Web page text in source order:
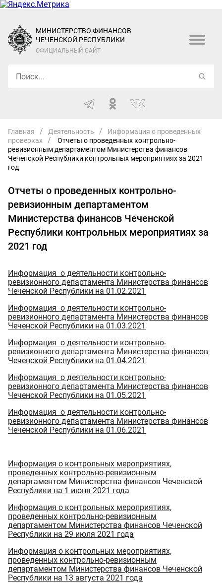
МИНИСТЕРСТВО ФИНАНСОВ
ЧЕЧЕНСКОЙ РЕСПУБЛИКИ
ОФИЦИАЛЬНЫЙ САЙТ
Главная Деятельность
Информация о проведенных
проверках
Отчеты о проведенных контрольно-
ревизионным департаментом Министерства финансов
Чеченской Республики контрольных мероприятиях за 2021
год
Отчеты о проведенных контрольно-
ревизионным департаментом
Министерства финансов Чеченской
Республики контрольных мероприятиях за
2021 год
Информация о деятельности контрольно-
ревизионного департамента Министерства финансов
Чеченской Республики на 01.02.2021
Информация о деятельности контрольно-
ревизионного департамента Министерства финансов
Чеченской Республики на 01.03.2021
Информация о деятельности контрольно-
ревизионного департамента Министерства финансов
Чеченской Республики на 01.04.2021
Информация о деятельности контрольно-
ревизионного департамента Министерства финансов
Чеченской Республики на 01.05.2021
Информация о деятельности контрольно-
ревизионного департамента Министерства финансов
Чеченской Республики на 01.06.2021
Информация о контрольных мероприятиях,
проведенных контрольно-ревизионным
департаментом Министерства финансов Чеченской
Республики на 1 июня 2021 года
Информация о контрольных мероприятиях,
проведенных контрольно-ревизионным
департаментом Министерства финансов Чеченской
Республики на 29 июля 2021 года
Информация о контрольных мероприятиях,
проведенных контрольно-ревизионным
департаментом Министерства финансов Чеченской
Республики на 13 августа 2021 года